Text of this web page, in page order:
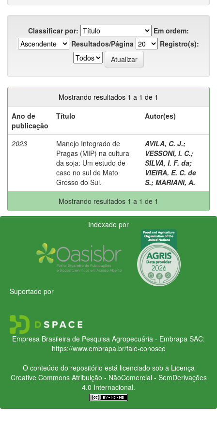
Classificar por:
Em ordem:
Resultados/Página
Registro(s):
Mostrando resultados 1 a 1 de 1
Ano de
publicação
Título Autor(es)
2023
Manejo Integrado de
Pragas (MIP) na cultura
da soja: Um estudo de
caso no sul de Mato
Grosso do Sul.
AVILA, C. J.;
VESSONI, I. C.;
SILVA, I. F. da;
VIEIRA, E. C. de
S.; MARIANI, A.
Mostrando resultados 1 a 1 de 1
Indexado por
Suportado por
Empresa Brasileira de Pesquisa Agropecuária - Embrapa SAC:
https://www.embrapa.br/fale-conosco
O conteúdo do repositório está licenciado sob a Licença
Creative CommonsAtribuição - NãoComercial - SemDerivações
4.0 Internacional.